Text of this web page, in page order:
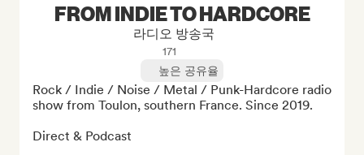
FROM INDIE TO HARDCORE
라디오 방송국
171
높은 공유율
Rock / Indie / Noise / Metal / Punk-Hardcore radio
show from Toulon, southern France. Since 2019.
Direct & Podcast